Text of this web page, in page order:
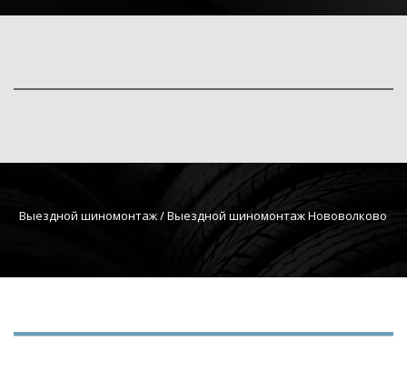
Выездной шиномонтаж / Выездной шиномонтаж Нововолково